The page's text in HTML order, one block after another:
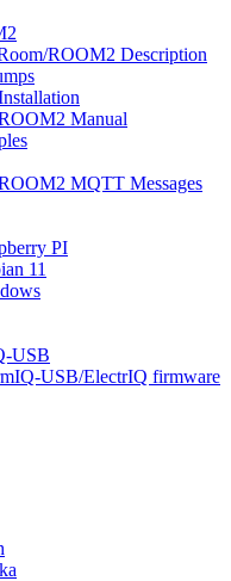
ROOM2 Description
Manual
MQTT Messages
PI
11
USB
USB/ElectrIQ firmware